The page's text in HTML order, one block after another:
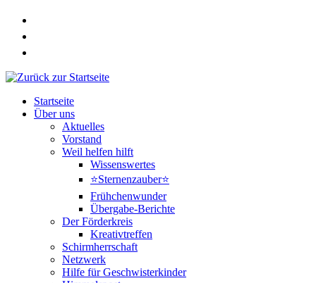
Zum
springen
Startseite
Über uns
Aktuelles
Vorstand
Weil helfen hilft
Wissenswertes
⭐Sternenzauber⭐
Frühchenwunder
Übergabe-Berichte
Der Förderkreis
Kreativtreffen
Schirmherrschaft
Netzwerk
Hilfe für Geschwisterkinder